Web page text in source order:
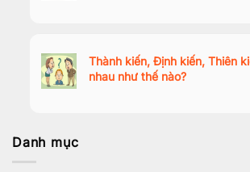
Thành kiến, Định kiến, Thiên
nhau như thế nào?
Danh mục